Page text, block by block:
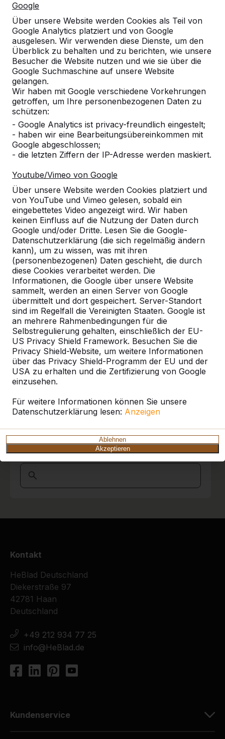
Google
Über unsere Website werden Cookies als Teil von
Google Analytics platziert und von Google
ausgelesen. Wir verwenden diese Dienste, um den
Überblick zu behalten und zu berichten, wie unsere
Besucher die Website nutzen und wie sie über die
Google Suchmaschine auf unsere Website
gelangen.
Wir haben mit Google verschiedene Vorkehrungen
getroffen, um Ihre personenbezogenen Daten zu
schützen:
- Google Analytics ist privacy-freundlich eingestelt;
- haben wir eine Bearbeitungsübereinkommen mit
Google abgeschlossen;
- die letzten Ziffern der IP-Adresse werden maskiert.
Youtube/Vimeo von Google
Über unsere Website werden Cookies platziert und
von YouTube und Vimeo gelesen, sobald ein
eingebettetes Video angezeigt wird. Wir haben
keinen Einfluss auf die Nutzung der Daten durch
Google und/oder Dritte. Lesen Sie die Google-
Datenschutzerklärung (die sich regelmäßig ändern
kann), um zu wissen, was mit ihren
(personenbezogenen) Daten geschieht, die durch
diese Cookies verarbeitet werden. Die
Informationen, die Google über unsere Website
sammelt, werden an einen Server von Google
übermittelt und dort gespeichert. Server-Standort
sind im Regelfall die Vereinigten Staaten. Google ist
an mehrere Rahmenbedingungen für die
Selbstregulierung gehalten, einschließlich der EU-
US Privacy Shield Framework. Besuchen Sie die
Privacy Shield-Website, um weitere Informationen
über das Privacy Shield-Programm der EU und der
USA zu erhalten und die Zertifizierung von Google
einzusehen.
Für weitere Informationen können Sie unsere
Datenschutzerklärung lesen: Anzeigen
Ablehnen
Akzeptieren
eingeschränkte Möglichkeit Liefertermine
vorzugeben mehrfach.
Förderverein 49. Grunddchule
16-03-2022
10
Stabil, gute Qualität und langlebig!
P. Höllige
09-09-2021
10
Alles Bänke, Sitzgarnituren und Kicker sind
gute Qualität und bisher auch sehr haltbar.
10
Die Sitzgruppen entsprechen der
Beschreibung und sehen sehr stabil und
zugleich elegant aus. Wirklich moderne
Schulhofmöbel, die unserem grünen
Klassenzimmer den letzten Schliff geben. -
PRIMA -
05-05-2015
Referenzen
Unsere Produkte finden Sie in ganz Europa
und darüber hinaus. Sehen Sie hier, wo Sie
ein HeBlad-Produkt in Ihrer Nähe finden.
Produkt
Alles anzeigen
Kategorie
Ort oder Postleitzahl suchen
Kontakt
HeBlad Deutschland
Diekerstraße 97
42781 Haan
Deutschland
+49 212 934 77 25
info@HeBlad.de
Kundenservice